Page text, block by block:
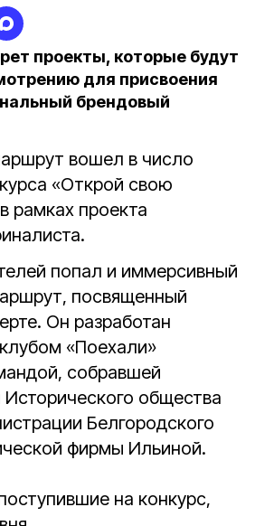
проекты, которые будут
для присвоения
брендовый
вошел в число
«Открой свою
рамках проекта
попал и иммерсивный
посвященный
Он разработан
«Поехали»
собравшей
Исторического общества
Белгородского
фирмы Ильиной.
на конкурс,